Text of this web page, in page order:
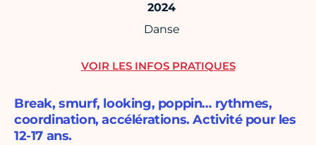
2024
Danse
Break, smurf, looking, poppin… rythmes,
coordination, accélérations. Activité pour les
12-17 ans.
VOIR LES INFOS PRATIQUES